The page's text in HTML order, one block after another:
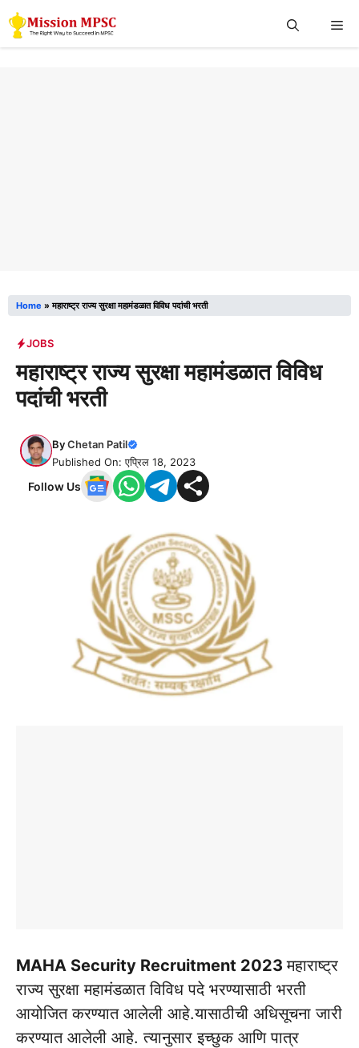
Skip
to
Home »महाराष्ट्र राज्य सुरक्षा महामंडळात विविध पदांची भरती
JOBS
महाराष्ट्र राज्य सुरक्षा महामंडळात विविध
पदांची भरती
ByChetan Patil
Published On: एप्रिल 18, 2023
Follow Us
MAHA Security Recruitment 2023महाराष्ट्र
राज्य सुरक्षा महामंडळात विविध पदे भरण्यासाठी भरती
आयोजित करण्यात आलेली आहे.यासाठीची अधिसूचना जारी
करण्यात आलेली आहे. त्यानुसार इच्छुक आणि पात्र